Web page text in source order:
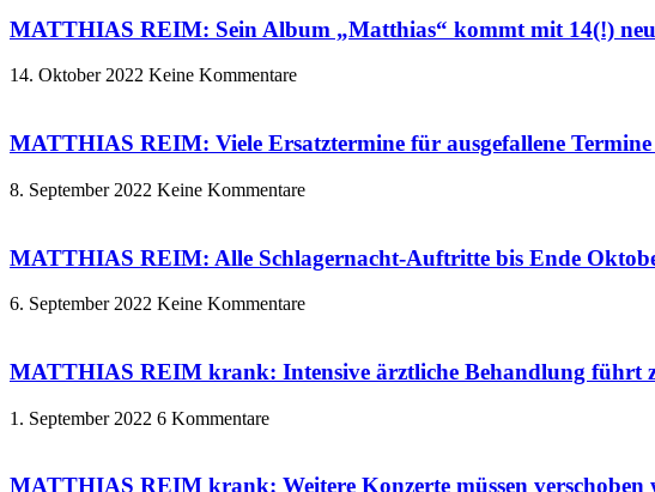
MATTHIAS REIM: Sein Album „Matthias“ kommt mit 14(!)
14. Oktober 2022 Keine Kommentare
MATTHIAS REIM: Viele Ersatztermine für ausgefallene
8. September 2022 Keine Kommentare
MATTHIAS REIM: Alle Schlagernacht-Auftritte bis Ende
6. September 2022 Keine Kommentare
MATTHIAS REIM krank: Intensive ärztliche Behandlung führt
1. September 2022 6 Kommentare
MATTHIAS REIM krank: Weitere Konzerte müssen verschoben